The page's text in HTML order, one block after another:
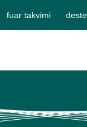
fuar takvimi